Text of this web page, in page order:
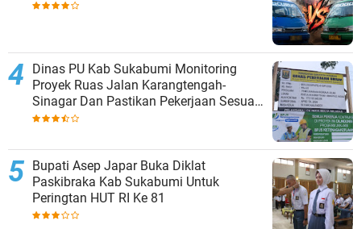
Dinas PU Kab Sukabumi Monitoring
Proyek Ruas Jalan Karangtengah-
Sinagar Dan Pastikan Pekerjaan Sesuai
Spesifikasi Teknis
Bupati Asep Japar Buka Diklat
Paskibraka Kab Sukabumi Untuk
Peringtan HUT RI Ke 81